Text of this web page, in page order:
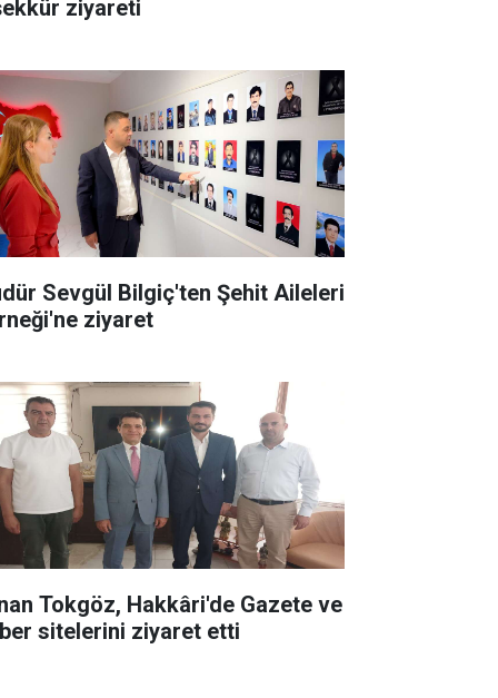
ziyareti
Sevgül Bilgiç'ten Şehit Aileleri
ziyaret
Tokgöz, Hakkâri'de Gazete ve
sitelerini ziyaret etti